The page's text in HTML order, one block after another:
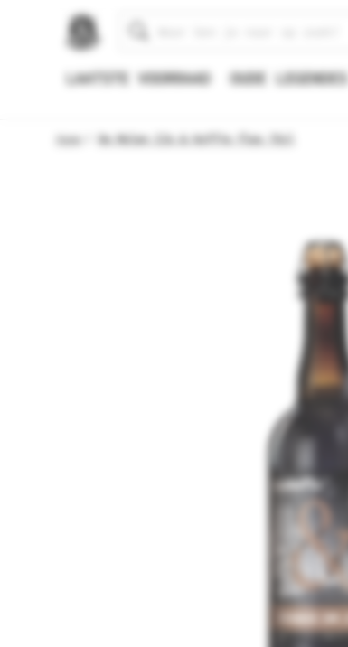
Zoeken
LAATSTE VOORRAAD OUDE LEGENDES
Home De Molen IJs & Koffie fles 75cl